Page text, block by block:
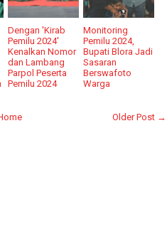
Dengan 'Kirab
Pemilu 2024'
Kenalkan Nomor
dan Lambang
Parpol Peserta
Pemilu 2024
Monitoring
Pemilu 2024,
Bupati Blora Jadi
Sasaran
Berswafoto
Warga
Older Post →